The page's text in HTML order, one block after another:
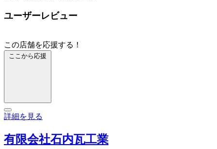
ユーザーレビュー
この店舗を応援する！
ここから応援
詳細を見る
有限会社石内瓦工業